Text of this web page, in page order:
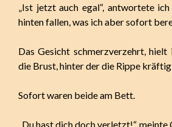
„Ist jetzt auch egal“, antwortete
hinten fallen, was ich aber sofort
Das Gesicht schmerzverzehrt,
die Brust, hinter der die Rippe kräftig
Sofort waren beide am Bett.
„Du hast dich doch verletzt!“, meinte